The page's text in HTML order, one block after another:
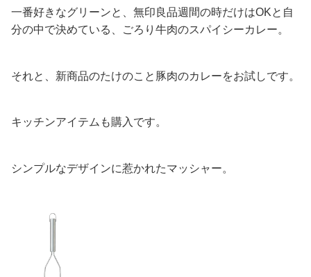
一番好きなグリーンと、無印良品週間の時だけはOKと自
分の中で決めている、ごろり牛肉のスパイシーカレー。
それと、新商品のたけのこと豚肉のカレーをお試しです。
キッチンアイテムも購入です。
シンプルなデザインに惹かれたマッシャー。